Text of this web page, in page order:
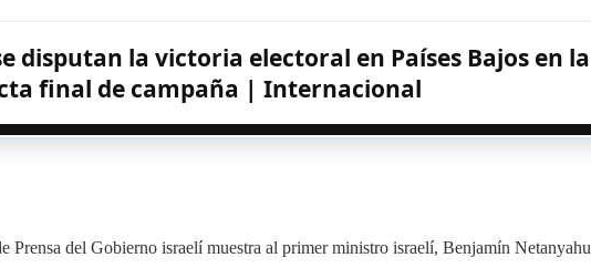
disputan la victoria electoral en Países Bajos en la
final de campaña | Internacional
Prensa del Gobierno israelí muestra al primer ministro israelí, Benjamín Netanyahu